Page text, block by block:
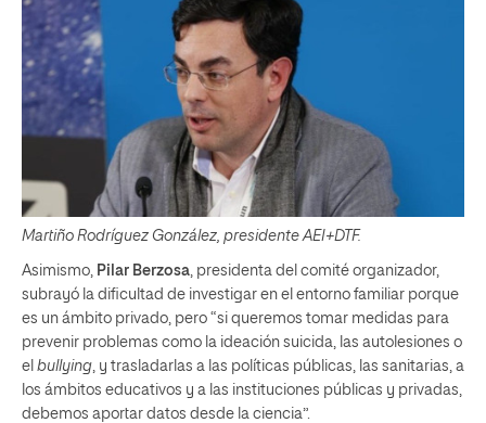
Martiño Rodríguez González, presidente AEI+DTF.
Asimismo, Pilar Berzosa, presidenta del comité organizador,
subrayó la dificultad de investigar en el entorno familiar porque
es un ámbito privado, pero “si queremos tomar medidas para
prevenir problemas como la ideación suicida, las autolesiones o
el bullying, y trasladarlas a las políticas públicas, las sanitarias, a
los ámbitos educativos y a las instituciones públicas y privadas,
debemos aportar datos desde la ciencia”.